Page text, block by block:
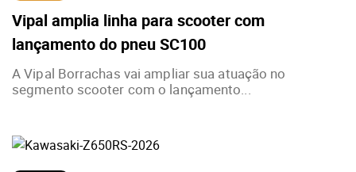
Vipal amplia linha para scooter com
lançamento do pneu SC100
A Vipal Borrachas vai ampliar sua atuação no
segmento scooter com o lançamento...